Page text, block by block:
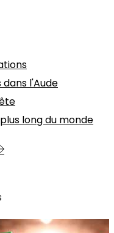
l'Aude
long du monde